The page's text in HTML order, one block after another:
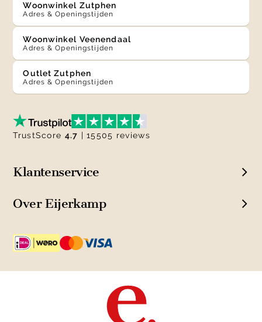
Woonwinkel Zutphen
Adres & Openingstijden
Woonwinkel Veenendaal
Adres & Openingstijden
Outlet Zutphen
Adres & Openingstijden
Klantenservice
Over Eijerkamp
TrustScore 4.7 | 15505 reviews